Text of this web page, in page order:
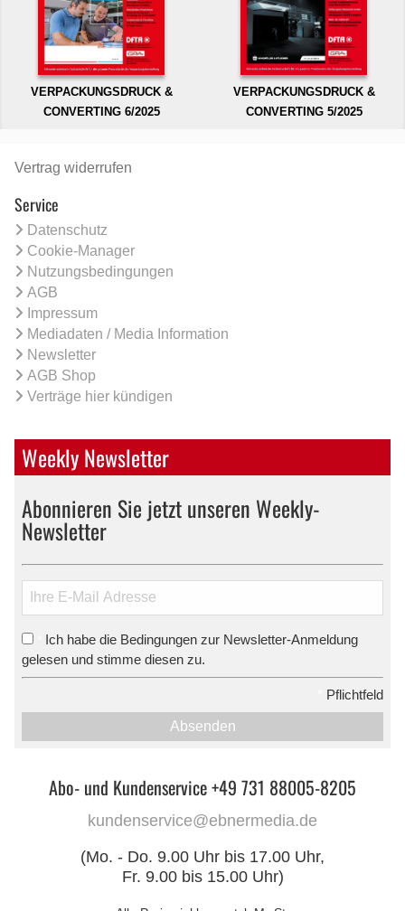
VERPACKUNGSDRUCK &
CONVERTING 6/2025
VERPACKUNGSDRUCK &
CONVERTING 5/2025
Vertrag widerrufen
Service
Datenschutz
Cookie-Manager
Nutzungsbedingungen
AGB
Impressum
Mediadaten / Media Information
Newsletter
AGB Shop
Verträge hier kündigen
Weekly Newsletter
Abonnieren Sie jetzt unseren Weekly-
Newsletter
Ich habe die Bedingungen zur Newsletter-Anmeldung
gelesen und stimme diesen zu.
Pflichtfeld
Absenden
Abo- und Kundenservice +49 731 88005-8205
kundenservice@ebnermedia.de
(Mo. - Do. 9.00 Uhr bis 17.00 Uhr,
Fr. 9.00 bis 15.00 Uhr)